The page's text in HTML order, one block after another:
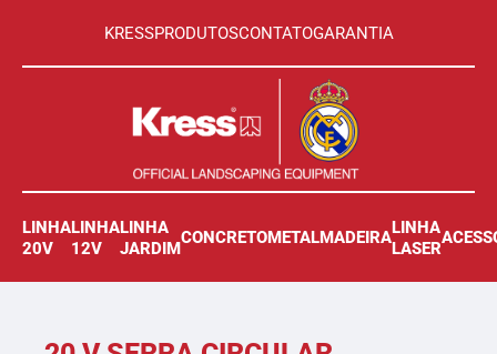
KRESSPRODUTOSCONTATOGARANTIA
LINHA
20V
LINHA
12V
LINHA
JARDIM
CONCRETOMETALMADEIRA
LINHA
LASER